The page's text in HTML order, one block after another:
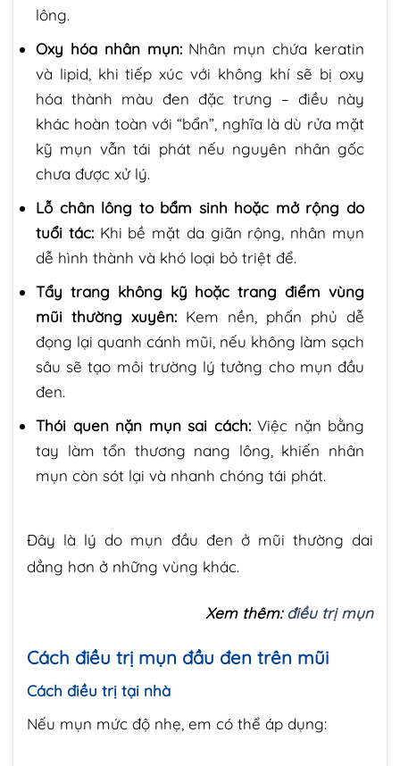
lông.
Oxy hóa nhân mụn: Nhân mụn chứa keratin
và lipid, khi tiếp xúc với không khí sẽ bị oxy
hóa thành màu đen đặc trưng – điều này
khác hoàn toàn với “bẩn”, nghĩa là dù rửa mặt
kỹ mụn vẫn tái phát nếu nguyên nhân gốc
chưa được xử lý.
Lỗ chân lông to bẩm sinh hoặc mở rộng do
tuổi tác: Khi bề mặt da giãn rộng, nhân mụn
dễ hình thành và khó loại bỏ triệt để.
Tẩy trang không kỹ hoặc trang điểm vùng
mũi thường xuyên: Kem nền, phấn phủ dễ
đọng lại quanh cánh mũi, nếu không làm sạch
sâu sẽ tạo môi trường lý tưởng cho mụn đầu
đen.
Thói quen nặn mụn sai cách: Việc nặn bằng
tay làm tổn thương nang lông, khiến nhân
mụn còn sót lại và nhanh chóng tái phát.
Đây là lý do mụn đầu đen ở mũi thường dai
dẳng hơn ở những vùng khác.
Xem thêm:điều trị mụn
Cách điều trị mụn đầu đen trên mũi
Cách điều trị tại nhà
Nếu mụn mức độ nhẹ, em có thể áp dụng: